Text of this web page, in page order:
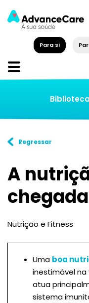
Para si
Regressar
A
Nutrição e Fitness
Uma boa
inestimável na
atua
sistema